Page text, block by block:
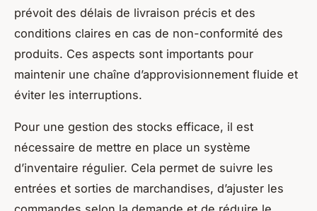
prévoit des délais de livraison précis et des
conditions claires en cas de non-conformité des
produits. Ces aspects sont importants pour
maintenir une chaîne d’approvisionnement fluide et
éviter les interruptions.
Pour une gestion des stocks efficace, il est
nécessaire de mettre en place un système
d’inventaire régulier. Cela permet de suivre les
entrées et sorties de marchandises, d’ajuster les